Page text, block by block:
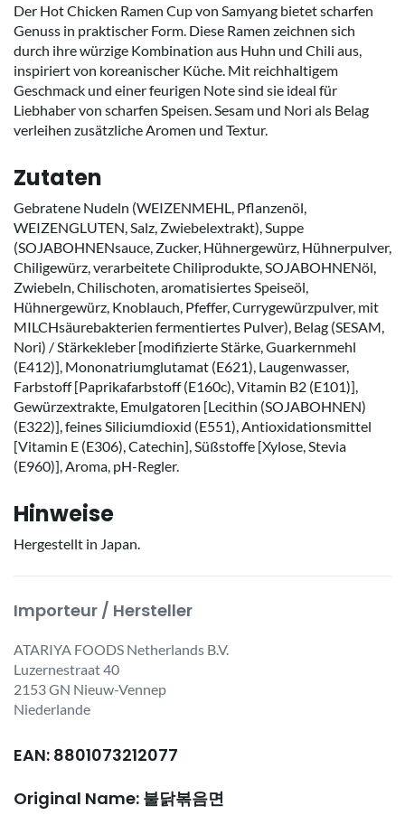
Der Hot Chicken Ramen Cup von Samyang bietet scharfen
Genuss in praktischer Form. Diese Ramen zeichnen sich
durch ihre würzige Kombination aus Huhn und Chili aus,
inspiriert von koreanischer Küche. Mit reichhaltigem
Geschmack und einer feurigen Note sind sie ideal für
Liebhaber von scharfen Speisen. Sesam und Nori als Belag
verleihen zusätzliche Aromen und Textur.
Zutaten
Gebratene Nudeln (WEIZENMEHL, Pflanzenöl,
WEIZENGLUTEN, Salz, Zwiebelextrakt), Suppe
(SOJABOHNENsauce, Zucker, Hühnergewürz, Hühnerpulver,
Chiligewürz, verarbeitete Chiliprodukte, SOJABOHNENöl,
Zwiebeln, Chilischoten, aromatisiertes Speiseöl,
Hühnergewürz, Knoblauch, Pfeffer, Currygewürzpulver, mit
MILCHsäurebakterien fermentiertes Pulver), Belag (SESAM,
Nori) / Stärkekleber [modifizierte Stärke, Guarkernmehl
(E412)], Mononatriumglutamat (E621), Laugenwasser,
Farbstoff [Paprikafarbstoff (E160c), Vitamin B2 (E101)],
Gewürzextrakte, Emulgatoren [Lecithin (SOJABOHNEN)
(E322)], feines Siliciumdioxid (E551), Antioxidationsmittel
[Vitamin E (E306), Catechin], Süßstoffe [Xylose, Stevia
(E960)], Aroma, pH-Regler.
Hinweise
Hergestellt in Japan.
Importeur / Hersteller
ATARIYA FOODS Netherlands B.V.
Luzernestraat 40
2153 GN Nieuw-Vennep
Niederlande
EAN: 8801073212077
Original Name: 불닭볶음면